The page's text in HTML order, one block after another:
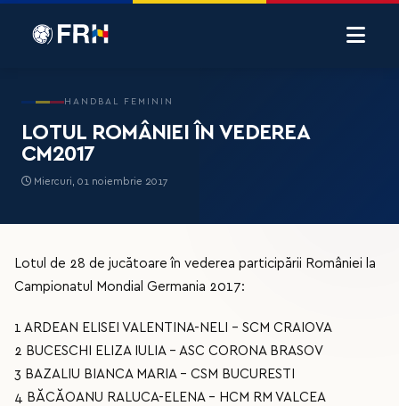
HANDBAL FEMININ
LOTUL ROMÂNIEI ÎN VEDEREA
CM2017
Miercuri, 01 noiembrie 2017
Lotul de 28 de jucătoare în vederea participării României la
Campionatul Mondial Germania 2017:
1 ARDEAN ELISEI VALENTINA-NELI - SCM CRAIOVA
2 BUCESCHI ELIZA IULIA - ASC CORONA BRASOV
3 BAZALIU BIANCA MARIA - CSM BUCURESTI
4 BĂCĂOANU RALUCA-ELENA - HCM RM VALCEA